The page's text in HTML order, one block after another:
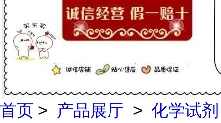
首页 > 产品展厅 > 化学试剂